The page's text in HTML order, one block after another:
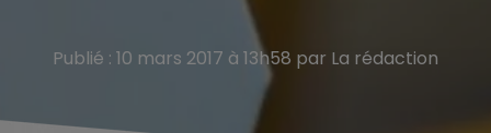
Publié : 10 mars 2017 à 13h58 par La rédaction